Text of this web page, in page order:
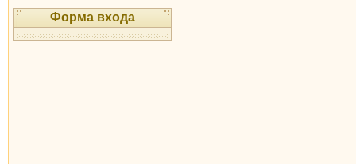
Форма входа